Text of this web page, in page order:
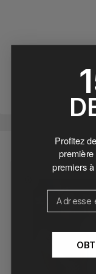
PASSER AUX
INFORMATIONS
Profitez de
premiers
E-mail